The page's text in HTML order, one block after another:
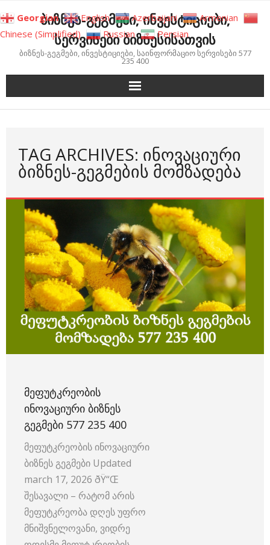
to
content
ბიზნეს-გეგმები, ინვესტიციები,
სერვისები ბიზნესისათვის
ბიზნეს-გეგმები, ინვესტიციები, საინფორმაციო სერვისები 577
235 400
TAG ARCHIVES: ᲘᲜᲝᲕᲐᲪᲘᲣᲠᲘ
ᲑᲘᲖᲜᲔᲡ-ᲒᲔᲒᲛᲔᲑᲘᲡ ᲛᲝᲛᲖᲐᲓᲔᲑᲐ
ᲛᲔᲤᲣᲢᲙᲠᲔᲝᲑᲘᲡ
ᲘᲜᲝᲕᲐᲪᲘᲣᲠᲘ ᲑᲘᲖᲜᲔᲡ
ᲒᲔᲒᲛᲔᲑᲘ 577 235 400
მეფუტკრეობის ინოვაციური
ბიზნეს გეგმები Updated
march 17, 2026 ðŸ“Œ
შესავალი – რატომ არის
მეფუტკრეობა დღეს უფრო
მნიშვნელოვანი, ვიდრე
Georgian English Azerbaijani
Armenian
Chinese (Simplified)
Russian Persian